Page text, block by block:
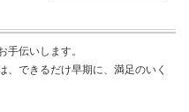
手伝いします。
、できるだけ早期に、満足のいく